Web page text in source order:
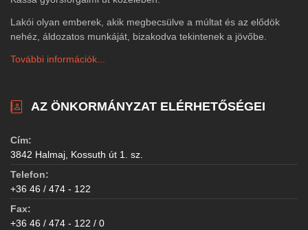
Lakói olyan emberek, akik megbecsülve a múltat és az elődök
nehéz, áldozatos munkáját, bizakodva tekintenek a jövőbe.
További információk...
AZ ÖNKORMÁNYZAT ELÉRHETŐSÉGEI
Cím:
3842 Halmaj, Kossuth út 1. sz.
Telefon:
+36 46 / 474 - 122
Fax:
+36 46 / 474 - 122 / 0